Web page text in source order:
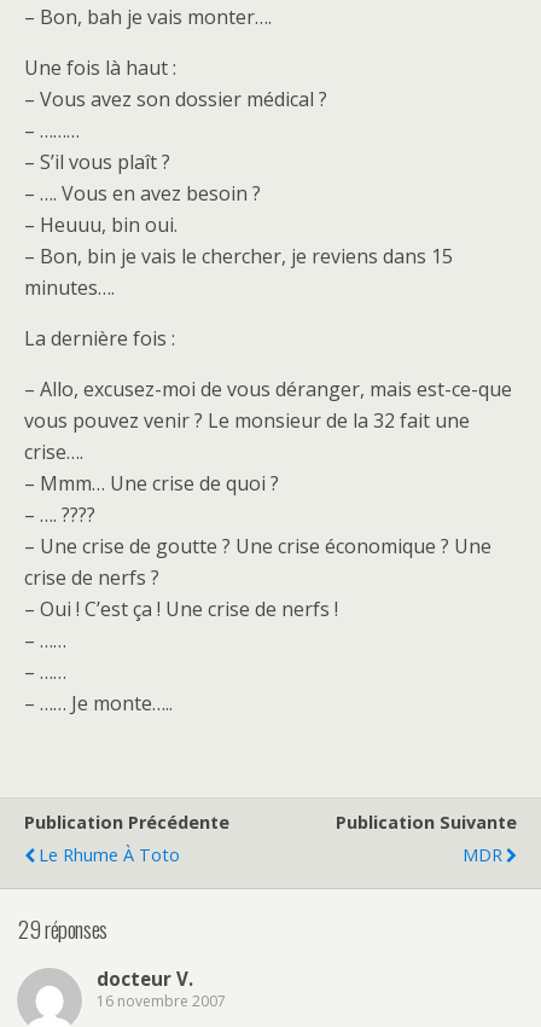
– Bon, bah je vais monter….
Une fois là haut :
– Vous avez son dossier médical ?
– ………
– S’il vous plaît ?
– …. Vous en avez besoin ?
– Heuuu, bin oui.
– Bon, bin je vais le chercher, je reviens dans 15
minutes….
La dernière fois :
– Allo, excusez-moi de vous déranger, mais est-ce-que
vous pouvez venir ? Le monsieur de la 32 fait une
crise….
– Mmm… Une crise de quoi ?
– …. ????
– Une crise de goutte ? Une crise économique ? Une
crise de nerfs ?
– Oui ! C’est ça ! Une crise de nerfs !
– ……
– ……
– …… Je monte…..
Publication Précédente
Le Rhume À Toto
Publication Suivante
MDR
29 réponses
docteur V.
16 novembre 2007